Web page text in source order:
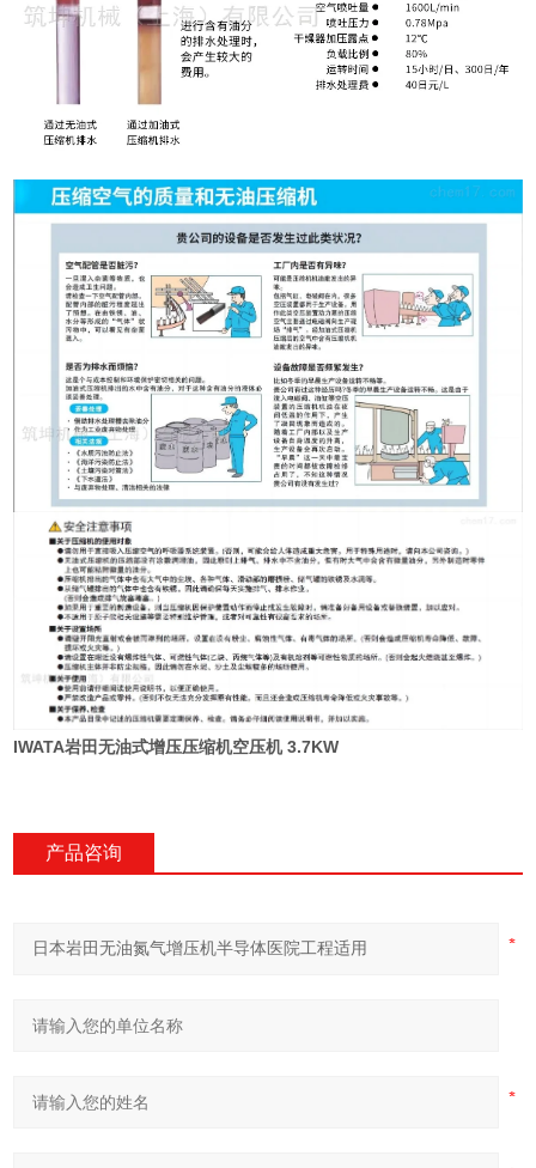
IWATA岩田无油式增压压缩机空压机 3.7KW
产品咨询